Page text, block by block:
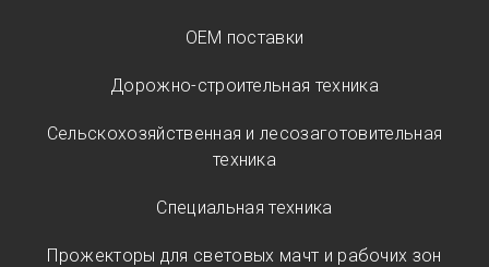
ОЕМ поставки
Дорожно-строительная техника
Сельскохозяйственная и лесозаготовительная
техника
Специальная техника
Прожекторы для световых мачт и рабочих зон